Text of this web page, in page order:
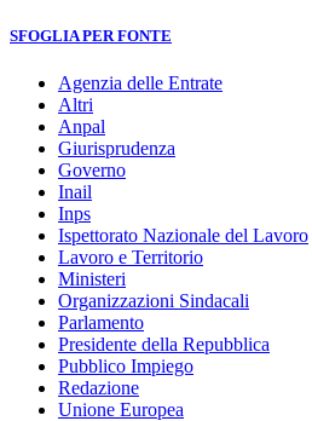
SFOGLIA PER FONTE
Agenzia delle Entrate
Altri
Anpal
Giurisprudenza
Governo
Inail
Inps
Ispettorato Nazionale del Lavoro
Lavoro e Territorio
Ministeri
Organizzazioni Sindacali
Parlamento
Presidente della Repubblica
Pubblico Impiego
Redazione
Unione Europea